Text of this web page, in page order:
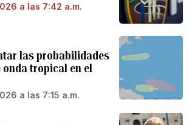
a las 7:42 a.m.
las probabilidades
tropical en el
a las 7:15 a.m.